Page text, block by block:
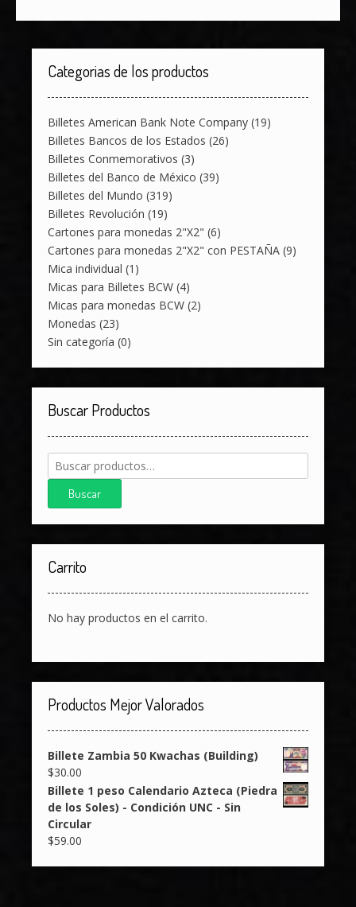
Categorias de los productos
Billetes American Bank Note Company (19)
Billetes Bancos de los Estados (26)
Billetes Conmemorativos (3)
Billetes del Banco de México (39)
Billetes del Mundo (319)
Billetes Revolución (19)
Cartones para monedas 2"X2" (6)
Cartones para monedas 2"X2" con PESTAÑA (9)
Mica individual (1)
Micas para Billetes BCW (4)
Micas para monedas BCW (2)
Monedas (23)
Sin categoría (0)
Buscar Productos
Buscar
por:
Buscar
Carrito
No hay productos en el carrito.
Productos Mejor Valorados
Billete Zambia 50 Kwachas (Building)
$30.00
Billete 1 peso Calendario Azteca (Piedra
de los Soles) - Condición UNC - Sin
Circular
$59.00